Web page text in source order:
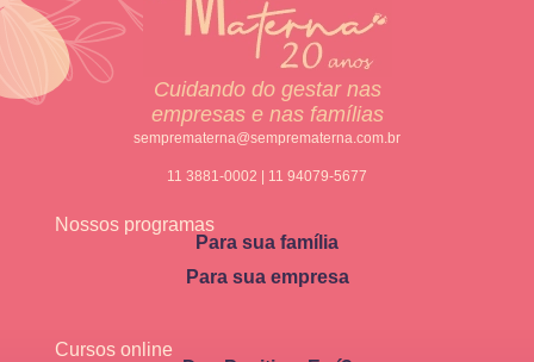
Cuidando do gestar nas
empresas e nas famílias
semprematerna@semprematerna.com.br
11 3881-0002 | 11 94079-5677
Nossos programas
Para sua família
Para sua empresa
Cursos online